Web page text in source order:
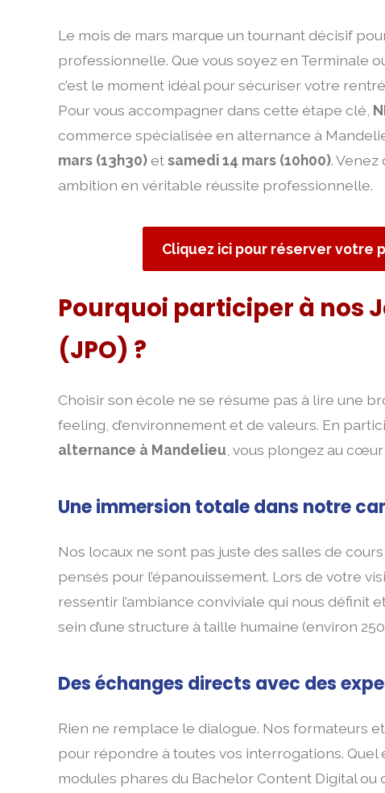
Le mois de mars marque un tournant décisif
professionnelle. Que vous soyez en Terminale
c’est le moment idéal pour sécuriser votre
Pour vous accompagner dans cette étape clé,
commerce spécialisée en alternance à
mars (13h30)et samedi 14 mars (10h00).
ambition en véritable réussite professionnelle.
Cliquez ici pour réserver votre
Pourquoi participer à nos
(JPO) ?
Choisir son école ne se résume pas à lire une
feeling, d’environnement et de valeurs. En
alternance à Mandelieu , vous plongez au
Une immersion totale dans notre
Nos locaux ne sont pas juste des salles de
pensés pour l’épanouissement. Lors de votre
ressentir l’ambiance conviviale qui nous définit
sein d’une structure à taille humaine (environ
Des échanges directs avec des
Rien ne remplace le dialogue. Nos formateurs
pour répondre à toutes vos interrogations. Quel
modules phares du Bachelor Content Digital ou